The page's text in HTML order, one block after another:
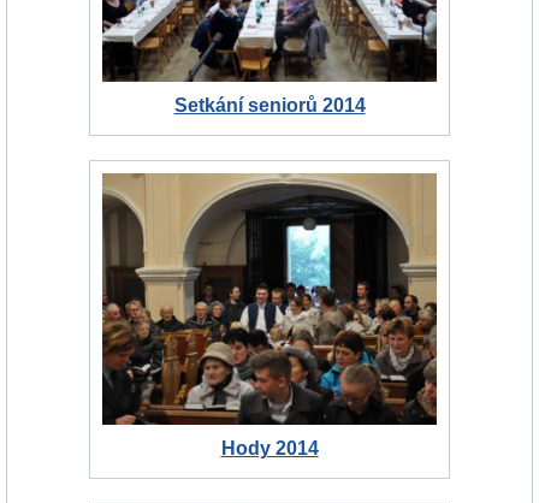
Setkání seniorů 2014
Hody 2014